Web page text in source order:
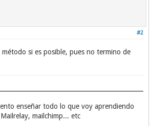
#2
método si es posible, pues no termino de
enseñar todo lo que voy aprendiendo
mailchimp... etc